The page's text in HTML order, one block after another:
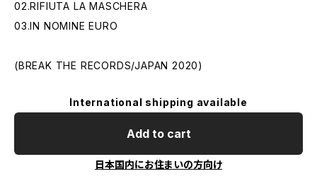
02.RIFIUTA LA MASCHERA
03.IN NOMINE EURO
(BREAK THE RECORDS/JAPAN 2020)
International shipping available
Add to cart
日本国内にお住まいの方向け